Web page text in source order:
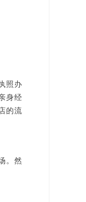
照办
身经
的流
。然